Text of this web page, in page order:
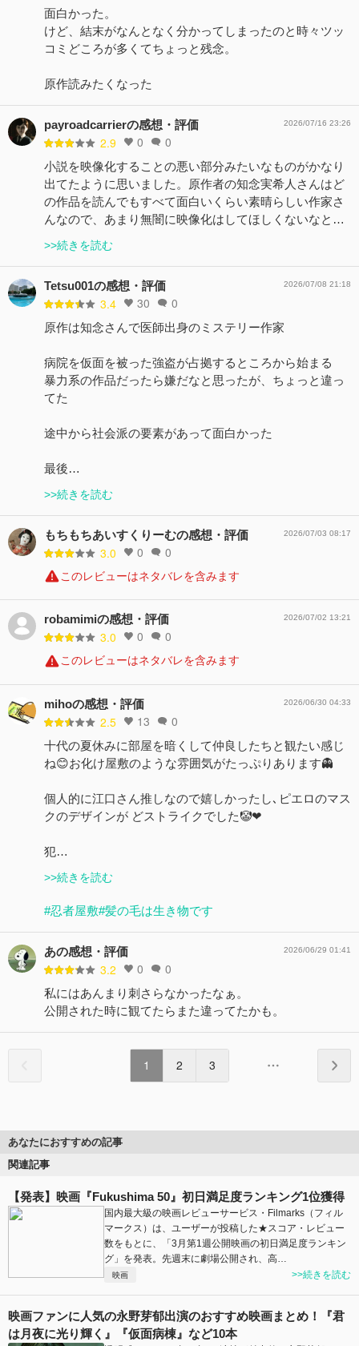
面白かった。
けど、結末がなんとなく分かってしまったのと時々ツッ
コミどころが多くてちょっと残念。
原作読みたくなった
payroadcarrierの感想・評価
2.9 0 0
2026/07/16 23:26
小説を映像化することの悪い部分みたいなものがかなり
出てたように思いました。原作者の知念実希人さんはど
の作品を読んでもすべて面白いくらい素晴らしい作家さ
んなので、あまり無闇に映像化はしてほしくないなと…
>>続きを読む
Tetsu001の感想・評価
3.4 30 0
2026/07/08 21:18
原作は知念さんで医師出身のミステリー作家
病院を仮面を被った強盗が占拠するところから始まる
暴力系の作品だったら嫌だなと思ったが、ちょっと違っ
てた
途中から社会派の要素があって面白かった
最後…
>>続きを読む
もちもちあいすくりーむの感想・評価
3.0 0 0
2026/07/03 08:17
このレビューはネタバレを含みます
robamimiの感想・評価
3.0 0 0
2026/07/02 13:21
このレビューはネタバレを含みます
mihoの感想・評価
2.5 13 0
2026/06/30 04:33
十代の夏休みに部屋を暗くして仲良したちと観たい感じ
ね😊お化け屋敷のような雰囲気がたっぷりあります👻
個人的に江口さん推しなので嬉しかったし､ピエロのマス
クのデザインが どストライクでした🤡❤
犯…
>>続きを読む
#忍者屋敷#髪の毛は生き物です
あの感想・評価
3.2 0 0
2026/06/29 01:41
私にはあんまり刺さらなかったなぁ。
公開された時に観てたらまた違ってたかも。
1 2 3
あなたにおすすめの記事
関連記事
【発表】映画『Fukushima 50』初日満足度ランキング1位獲得
国内最大級の映画レビューサービス・Filmarks（フィル
マークス）は、ユーザーが投稿した★スコア・レビュー
数をもとに、「3月第1週公開映画の初日満足度ランキン
グ」を発表。先週末に劇場公開され、高…
映画 >>続きを読む
映画ファンに人気の永野芽郁出演のおすすめ映画まとめ！『君
は月夜に光り輝く』『仮面病棟』など10本